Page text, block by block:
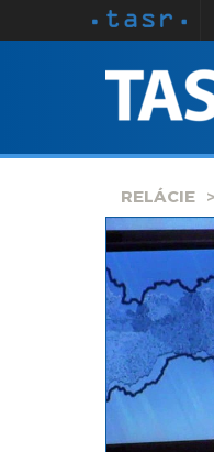
SPRAVODAJSTVO
KONTAKT
ARCHÍV
RELÁCIE